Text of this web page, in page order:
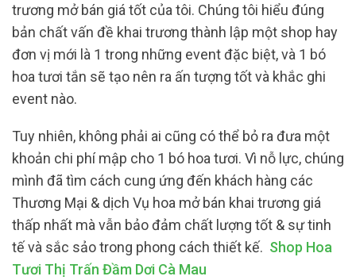
trương mở bán giá tốt của tôi. Chúng tôi hiểu đúng
bản chất vấn đề khai trương thành lập một shop hay
đơn vị mới là 1 trong những event đặc biệt, và 1 bó
hoa tươi tắn sẽ tạo nên ra ấn tượng tốt và khắc ghi
event nào.
Tuy nhiên, không phải ai cũng có thể bỏ ra đưa một
khoản chi phí mập cho 1 bó hoa tươi. Vì nỗ lực, chúng
mình đã tìm cách cung ứng đến khách hàng các
Thương Mại & dịch Vụ hoa mở bán khai trương giá
thấp nhất mà vẫn bảo đảm chất lượng tốt & sự tinh
tế và sắc sảo trong phong cách thiết kế. Shop Hoa
Tươi Thị Trấn Đầm Dơi Cà Mau